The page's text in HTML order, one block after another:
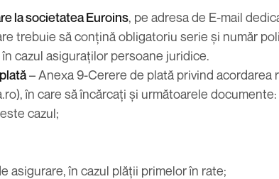
la societatea Euroins, pe adresa de E-mail
trebuie să conțină obligatoriu serie și număr
cazul asiguraților persoane juridice.
– Anexa 9-Cerere de plată privind acordarea
în care să încărcați și următoarele documente:
cazul;
asigurare, în cazul plății primelor în rate;